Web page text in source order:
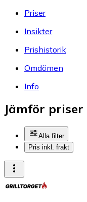
Priser
Insikter
Prishistorik
Omdömen
Info
Jämför
Alla filter
Pris inkl. frakt